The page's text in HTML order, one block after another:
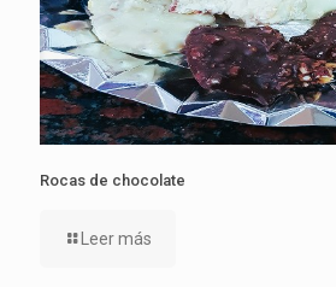
Rocas de chocolate
Leer más